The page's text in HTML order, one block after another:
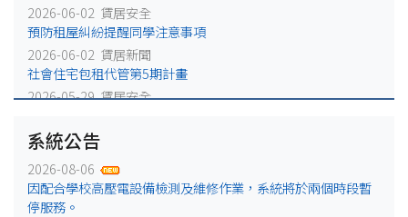
2026-06-02 賃居安全
預防租屋糾紛提醒同學注意事項
2026-06-02 賃居新聞
社會住宅包租代管第5期計畫
2026-05-29 賃居安全
2026-05-25 賃居安全
賃居退租注意事項
2026-05-18 賃居新聞
校外租屋租金補貼宣導公告
系統公告
2026-08-06
因配合學校高壓電設備檢測及維修作業，系統將於兩個時段暫
停服務。